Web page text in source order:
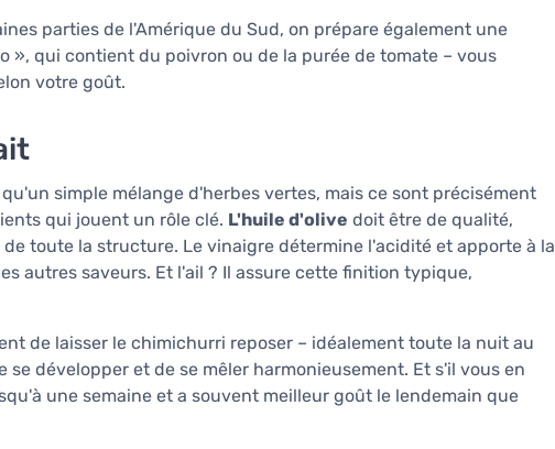
parties de l'Amérique du Sud, on prépare également une
», qui contient du poivron ou de la purée de tomate – vous
votre goût.
simple mélange d'herbes vertes, mais ce sont précisément
qui jouent un rôle clé. L'huile d'olive doit être de qualité,
toute la structure. Le vinaigre détermine l'acidité et apporte à la
autres saveurs. Et l'ail ? Il assure cette finition typique,
de laisser le chimichurri reposer – idéalement toute la nuit au
développer et de se mêler harmonieusement. Et s'il vous en
une semaine et a souvent meilleur goût le lendemain que